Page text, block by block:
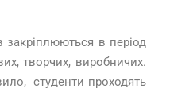
закріплюються в період
творчих, виробничих.
студенти проходять